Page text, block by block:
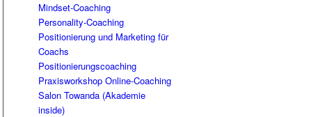
Mindset-Coaching
Personality-Coaching
Positionierung und Marketing für
Coachs
Positionierungscoaching
Praxisworkshop Online-Coaching
Salon Towanda (Akademie
inside)